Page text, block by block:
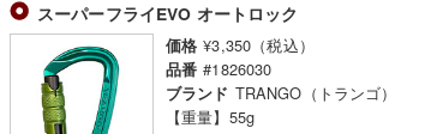
スーパーフライEVO オートロック
価格 ¥3,350（税込）
品番 #1826030
ブランド TRANGO（トランゴ）
【重量】55g